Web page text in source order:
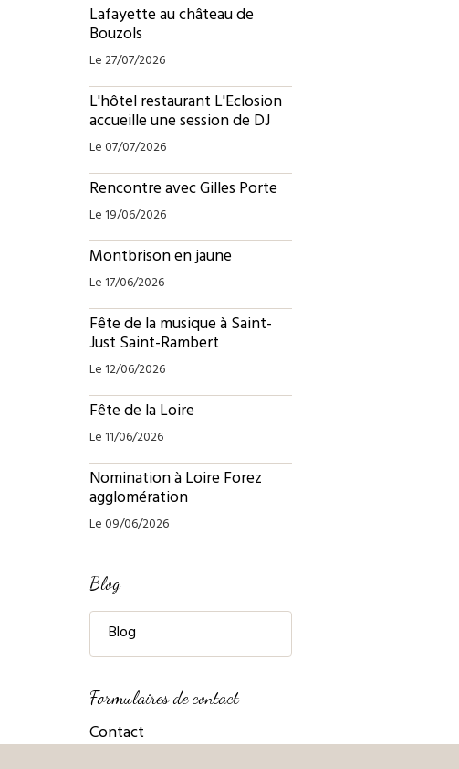
Lafayette au château de
Bouzols
Le 27/07/2026
L'hôtel restaurant L'Eclosion
accueille une session de DJ
Le 07/07/2026
Rencontre avec Gilles Porte
Le 19/06/2026
Montbrison en jaune
Le 17/06/2026
Fête de la musique à Saint-
Just Saint-Rambert
Le 12/06/2026
Fête de la Loire
Le 11/06/2026
Nomination à Loire Forez
agglomération
Le 09/06/2026
Blog
Blog
Formulaires de contact
Contact